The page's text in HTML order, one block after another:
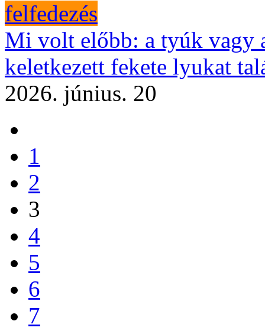
felfedezés
Mi volt előbb: a tyúk vagy
keletkezett fekete lyukat
2026. június. 20
1
2
3
4
5
6
7